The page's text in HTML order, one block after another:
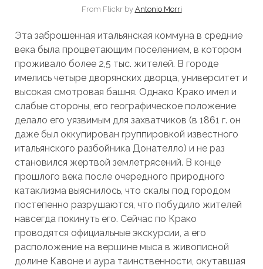
From Flickr by Antonio Morri
Эта заброшенная итальянская коммуна в средние
века была процветающим поселением, в котором
проживало более 2,5 тыс. жителей. В городе
имелись четыре дворянских дворца, университет и
высокая смотровая башня. Однако Крако имел и
слабые стороны, его географическое положение
делало его уязвимым для захватчиков (в 1861 г. он
даже был оккупирован группировкой известного
итальянского разбойника Донателло) и не раз
становился жертвой землетрясений. В конце
прошлого века после очередного природного
катаклизма выяснилось, что скалы под городом
постепенно разрушаются, что побудило жителей
навсегда покинуть его. Сейчас по Крако
проводятся официальные экскурсии, а его
расположение на вершине мыса в живописной
долине Кавоне и аура таинственности, окутавшая